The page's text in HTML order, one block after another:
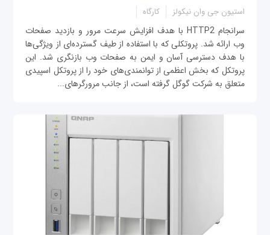
استیون جی وان نیکولز کارگاه
سرانجام HTTP2 با هدف افزایش سرعت مرور و بازدید صفحات
وب ارائه شد. پروتکلی که با استفاده از طیف گسترده‌ای از ویژگی‌ها
با هدف دسترسی آسان و ایمن به صفحات وب بازنگری شد. این
پروتکل که بخش اعظمی از توانمندی‌های خود را از پروتکل اسپیدی
متعلق به شرکت گوگل گرفته است، از جانب مرورگرهای...